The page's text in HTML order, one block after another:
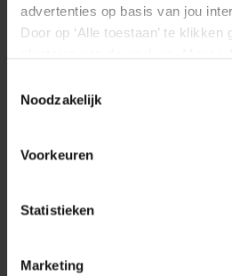
advertenties op basis van jou
Door op ‘Alle toestaan’ te klikken
decookieverklaring op onze
Noodzakelijk
Voorkeuren
Statistieken
Marketing
3
Strelitzia's bij
Strelitzia's behoren tot de meest
planten komen oorspronkelijk uit
daardoor een zuidelijk sfeertje
groteStrelitzia nicolai en de
. Beide kamerplanten
erg groot worden en is een